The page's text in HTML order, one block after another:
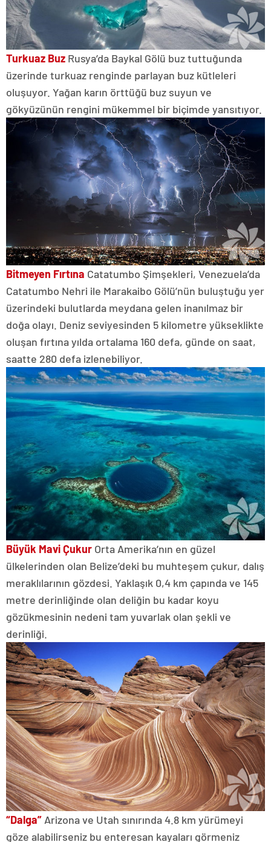
Turkuaz Buz Rusya’da Baykal Gölü buz tuttuğunda
üzerinde turkuaz renginde parlayan buz kütleleri
oluşuyor. Yağan karın örttüğü buz suyun ve
gökyüzünün rengini mükemmel bir biçimde yansıtıyor.
Bitmeyen Fırtına Catatumbo Şimşekleri, Venezuela’da
Catatumbo Nehri ile Marakaibo Gölü’nün buluştuğu yer
üzerindeki bulutlarda meydana gelen inanılmaz bir
doğa olayı. Deniz seviyesinden 5 kilometre yükseklikte
oluşan fırtına yılda ortalama 160 defa, günde on saat,
saatte 280 defa izlenebiliyor.
Büyük Mavi Çukur Orta Amerika’nın en güzel
ülkelerinden olan Belize’deki bu muhteşem çukur, dalış
meraklılarının gözdesi. Yaklaşık 0,4 km çapında ve 145
metre derinliğinde olan deliğin bu kadar koyu
gözükmesinin nedeni tam yuvarlak olan şekli ve
derinliği.
“Dalga” Arizona ve Utah sınırında 4.8 km yürümeyi
göze alabilirseniz bu enteresan kayaları görmeniz